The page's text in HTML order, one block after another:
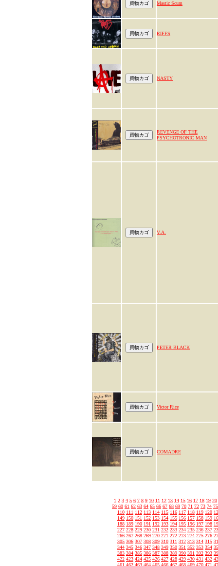
Mastic Scum
RIFFS
NASTY
REVENGE OF THE
PSYCHOTRONIC MAN
V.A.
PETER BLACK
Victor Rice
COMADRE
1 2 3 4 5 6 7 8 9 10 11 12 13 14 15 16 17 18 19 20
59 60 61 62 63 64 65 66 67 68 69 70 71 72 73 74 75
110 111 112 113 114 115 116 117 118 119 120
149 150 151 152 153 154 155 156 157 158 159
188 189 190 191 192 193 194 195 196 197 198
227 228 229 230 231 232 233 234 235 236 237
266 267 268 269 270 271 272 273 274 275 276
305 306 307 308 309 310 311 312 313 314 315
344 345 346 347 348 349 350 351 352 353 354
383 384 385 386 387 388 389 390 391 392 393
422 423 424 425 426 427 428 429 430 431 432
461 462 463 464 465 466 467 468 469 470 471